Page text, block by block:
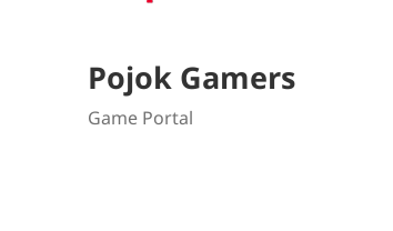
Pojok Gamers
Game Portal